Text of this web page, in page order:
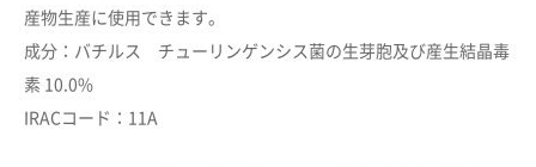
お買い物を続ける
産物生産に使用できます。
成分：バチルス チューリンゲンシス菌の生芽胞及び産生結晶毒
素 10.0%
IRACコード：11A